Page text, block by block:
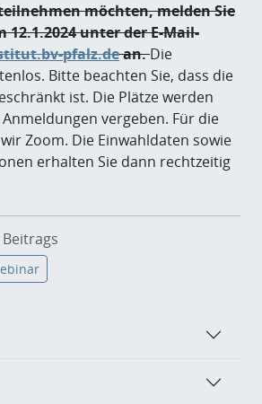
möchten, melden Sie
12.1.2024 unter der E-Mail-
pfalz.dean. Die
Bitte beachten Sie, dass die
ist. Die Plätze werden
vergeben. Für die
Zoom. Die Einwahldaten sowie
erhalten Sie dann rechtzeitig